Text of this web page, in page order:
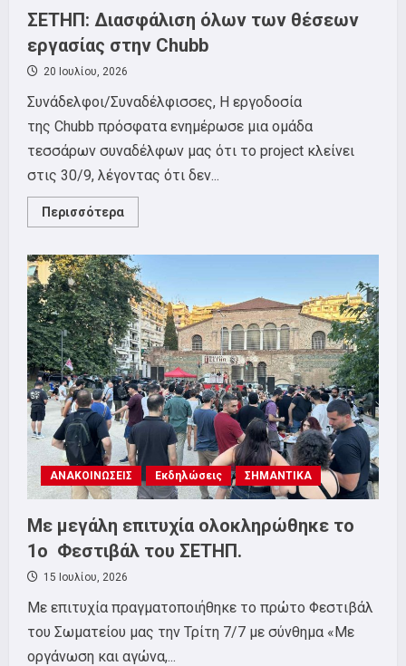
ΣΕΤΗΠ: Διασφάλιση όλων των θέσεων
εργασίας στην Chubb
20 Ιουλίου, 2026
Συνάδελφοι/Συναδέλφισσες, Η εργοδοσία
της Chubb πρόσφατα ενημέρωσε μια ομάδα
τεσσάρων συναδέλφων μας ότι το project κλείνει
στις 30/9, λέγοντας ότι δεν...
Περισσότερα
more
Διασφάλιση
όλων
των
θέσεων
εργασίας
στην
Chubb
ΑΝΑΚΟΙΝΩΣΕΙΣ Εκδηλώσεις ΣΗΜΑΝΤΙΚΑ
Με μεγάλη επιτυχία ολοκληρώθηκε το
1ο Φεστιβάλ του ΣΕΤΗΠ.
15 Ιουλίου, 2026
Με επιτυχία πραγματοποιήθηκε το πρώτο Φεστιβάλ
του Σωματείου μας την Τρίτη 7/7 με σύνθημα «Με
οργάνωση και αγώνα,...